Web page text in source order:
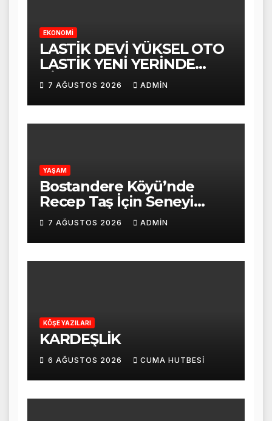
EKONOMİ
LASTİK DEVİ YÜKSEL OTO
LASTİK YENİ YERİNDE
HİZMET VERMEYE
BAŞLADI
7 AĞUSTOS 2026 ADMIN
YAŞAM
Bostandere Köyü’nde
Recep Taş İçin Seneyi
Devriye Mevlid-i Şerif
Programı Düzenlendi
7 AĞUSTOS 2026 ADMIN
KÖŞE YAZILARI
KARDEŞLİK
6 AĞUSTOS 2026 CUMA HUTBESI